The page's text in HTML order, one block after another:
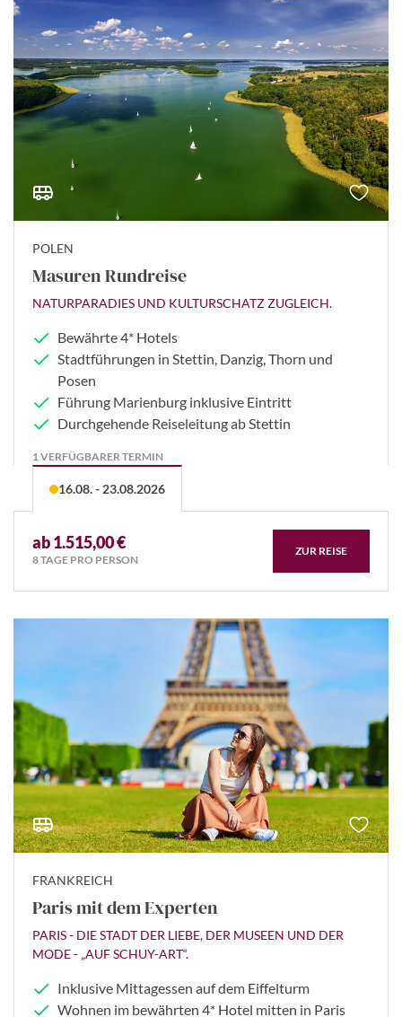
POLEN
Masuren Rundreise
NATURPARADIES UND KULTURSCHATZ ZUGLEICH.
Bewährte 4* Hotels
Stadtführungen in Stettin, Danzig, Thorn und
Posen
Führung Marienburg inklusive Eintritt
Durchgehende Reiseleitung ab Stettin
1 VERFÜGBARER TERMIN
16.08. - 23.08.2026
ab 1.515,00 €
8 TAGE PRO PERSON
ZUR REISE
FRANKREICH
Paris mit dem Experten
PARIS - DIE STADT DER LIEBE, DER MUSEEN UND DER
MODE - „AUF SCHUY-ART“.
Inklusive Mittagessen auf dem Eiffelturm
Wohnen im bewährten 4* Hotel mitten in Paris